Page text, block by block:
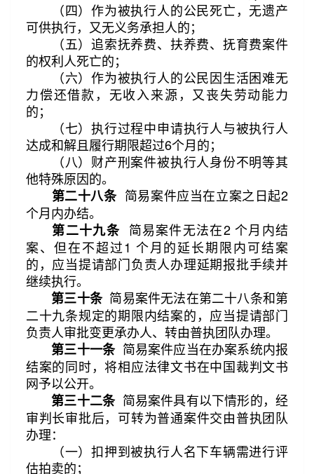
（四）作为被执行人的公民死亡，无遗产
可供执行，又无义务承担人的；
（五）追索抚养费、扶养费、抚育费案件
的权利人死亡的；
（六）作为被执行人的公民因生活困难无
力偿还借款，无收入来源，又丧失劳动能力
的；
（七）执行过程中申请执行人与被执行人
达成和解且履行期限超过6个月的；
（八）财产刑案件被执行人身份不明等其
他特殊原因的。
第二十八条简易案件应当在立案之日起2
个月内办结。
第二十九条简易案件无法在2 个月内结
案、但在不超过1 个月的延长期限内可结案
的，应当提请部门负责人办理延期报批手续并
继续执行。
第三十条简易案件无法在第二十八条和第
二十九条规定的期限内结案的，应当提请部门
负责人审批变更承办人、转由普执团队办理。
第三十一条简易案件应当在办案系统内报
结案的同时，将相应法律文书在中国裁判文书
网予以公开。
第三十二条简易案件具有以下情形的，经
审判长审批后，可转为普通案件交由普执团队
办理：
（一）扣押到被执行人名下车辆需进行评
估拍卖的；